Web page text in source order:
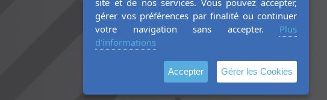
site et de nos services. Vous pouvez accepter,
gérer vos préférences par finalité ou continuer
votre navigation sans accepter. Plus
d'informations
Accepter Gérer les Cookies